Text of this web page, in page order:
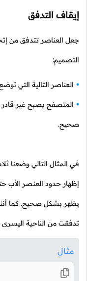
إيقاف التدفق
جعل العناصر تتدفق من
التصميم:
العناصر التالية التي
المتصفح يصبح غير
صحيح.
في المثال التالي وضعنا
إظهار حدود العنصر الأب
يظهر بشكل صحيح. كما
تدفقت من الناحية
مثال